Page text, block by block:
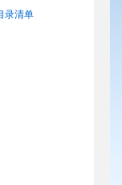
录清单